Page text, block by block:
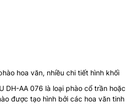
hoa văn, nhiều chi tiết hình khối
DH-AA 076 là loại phào cổ trần hoặc
được tạo hình bởi các hoa văn tinh